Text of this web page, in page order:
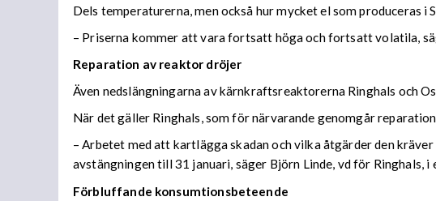
Dels temperaturerna, men också hur mycket el som produceras i
– Priserna kommer att vara fortsatt höga och fortsatt volatila,
Reparation av reaktor dröjer
Även nedslängningarna av kärnkraftsreaktorerna Ringhals och
När det gäller Ringhals, som för närvarande genomgår
– Arbetet med att kartlägga skadan och vilka åtgärder den
avstängningen till 31 januari, säger Björn Linde, vd för Ringhals,
Förbluffande konsumtionsbeteende